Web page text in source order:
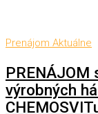
Prenájom Aktuálne
výrobných